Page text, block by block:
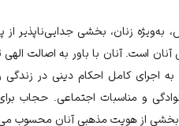
به‌ویژه زنان، بخشی جدایی‌ناپذیر از
است. آنان با باور به اصالت الهی
کامل احکام دینی در زندگی
و مناسبات اجتماعی. حجاب برای
بخشی از هویت مذهبی آنان محسوب